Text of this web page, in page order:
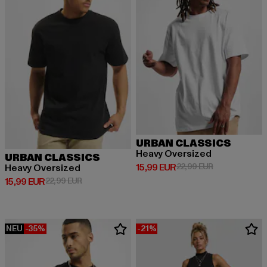
URBAN CLASSICS
Heavy Oversized
15,99 EUR
Derzeitiger Preis: 15,99 EUR
22,99 EURAktionspreis: 22,99 EUR
URBAN CLASSICS
Heavy Oversized
15,99 EUR
Derzeitiger Preis: 15,99 EUR
22,99 EURAktionspreis:
NEU -35% -21%